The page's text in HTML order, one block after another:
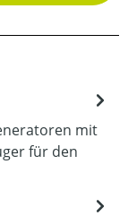
mit
für den